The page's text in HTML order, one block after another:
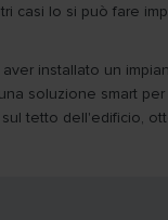
casi lo si può fare
installato un
soluzione smart
tetto dell'edificio,